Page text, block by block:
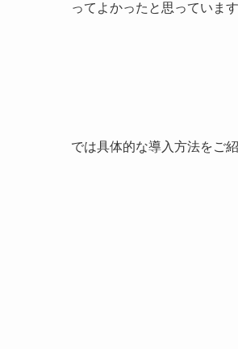
ってよかったと思っています
では具体的な導入方法をご紹